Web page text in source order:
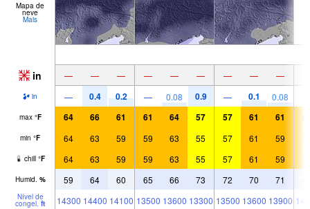
Mapa de
neve
Mais
in — — — — — — — — —
in — 0.4 0.2 — 0.08 0.9 — 0.1 0.08
max °F 64 66 61 61 64 57 57 61 61
min °F 64 63 59 59 63 55 57 61 59
chill °F 64 63 59 59 63 55 57 61 59
Humid. % 59 64 60 65 66 73 72 70 71
Nível de
congel. ft 14300 14400 14100 13500 13600 13300 13500 13600 13900